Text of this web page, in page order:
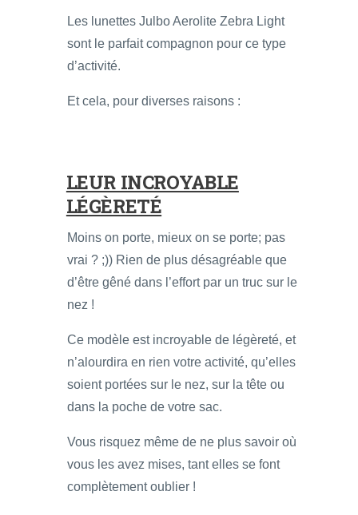
Les lunettes Julbo Aerolite Zebra Light
sont le parfait compagnon pour ce type
d’activité.
Et cela, pour diverses raisons :
LEUR INCROYABLE
LÉGÈRETÉ
Moins on porte, mieux on se porte; pas
vrai ? ;)) Rien de plus désagréable que
d’être gêné dans l’effort par un truc sur le
nez !
Ce modèle est incroyable de légèreté, et
n’alourdira en rien votre activité, qu’elles
soient portées sur le nez, sur la tête ou
dans la poche de votre sac.
Vous risquez même de ne plus savoir où
vous les avez mises, tant elles se font
complètement oublier !